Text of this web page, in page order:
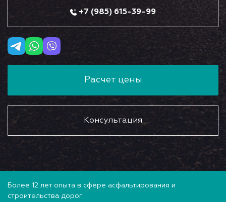
+7 (985) 615-39-99
Расчет цены
Консультация
Более 12 лет опыта в сфере асфальтирования и
строительства дорог.